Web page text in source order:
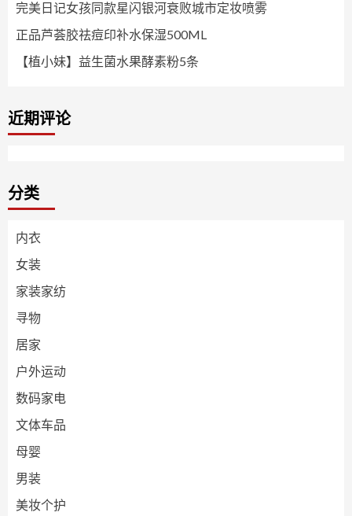
完美日记女孩同款星闪银河衰败城市定妆喷雾
正品芦荟胶祛痘印补水保湿500ML
【植小妹】益生菌水果酵素粉5条
近期评论
分类
内衣
女装
家装家纺
寻物
居家
户外运动
数码家电
文体车品
母婴
男装
美妆个护